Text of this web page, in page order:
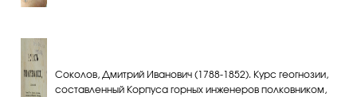
Соколов, Дмитрий Иванович (1788-1852). Курс геогнозии,
составленный Корпуса горных инженеров полковником,